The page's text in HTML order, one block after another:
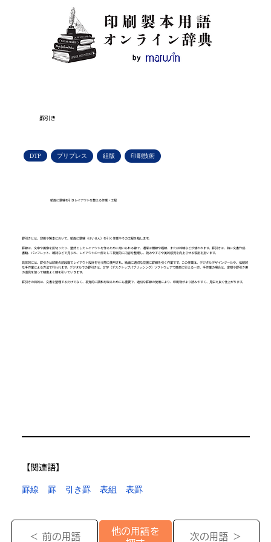
罫引き
DTP プリプレス 組版 印刷技術
紙面に罫線を引きレイアウトを整える作業・工程
罫引きとは、印刷や製本において、紙面に罫線（けいせん）を引く作業やその工程を指します。
罫線は、文章や画像を区切ったり、整然としたレイアウトを作るために用いられる線で、通常は横線や縦線、または枠線などが使われます。罫引きは、特に文書作成、
書籍、パンフレット、雑誌などで見られ、レイアウトの一部として視覚的に内容を整理し、読みやすさや美的感覚を向上させる役割を担います。
具体的には、罫引きは印刷の前段階でレイアウト設計を行う際に使用され、紙面に適切な位置に罫線を引く作業です。この作業は、デジタルデザインツールや、伝統的
な手作業による方法で行われます。デジタルでの罫引きは、DTP（デスクトップパブリッシング）ソフトウェアで簡単に行える一方、手作業の場合は、定規や罫引き用
の道具を使って精度よく線を引いていきます。
罫引きの目的は、文書を整理するだけでなく、視覚的に調和を取るためにも重要で、適切な罫線の使用により、印刷物がより読みやすく、見栄え良く仕上がります。
【​関連語】
罫線 罫 引き罫 表組 表罫
＜ 前の用語
他の用語を
次の用語 ＞